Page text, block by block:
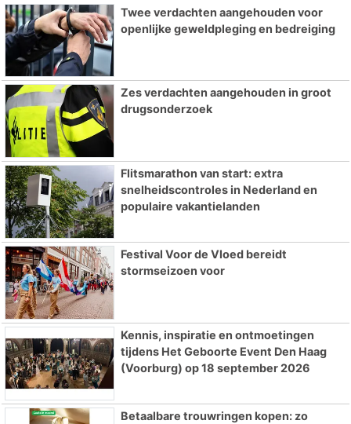
Twee verdachten aangehouden voor
openlijke geweldpleging en bedreiging
Zes verdachten aangehouden in groot
drugsonderzoek
Flitsmarathon van start: extra
snelheidscontroles in Nederland en
populaire vakantielanden
Festival Voor de Vloed bereidt
stormseizoen voor
Kennis, inspiratie en ontmoetingen
tijdens Het Geboorte Event Den Haag
(Voorburg) op 18 september 2026
Betaalbare trouwringen kopen: zo